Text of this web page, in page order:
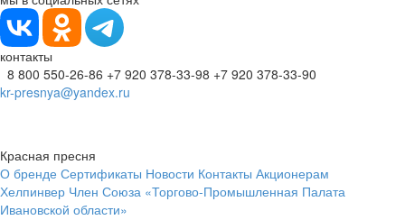
контакты
8 800 550-26-86 +7 920 378-33-98 +7 920 378-33-90
kr-presnya@yandex.ru
Красная пресня
О бренде Сертификаты Новости Контакты Акционерам
Хелпинвер Член Союза «Торгово-Промышленная Палата
Ивановской области»